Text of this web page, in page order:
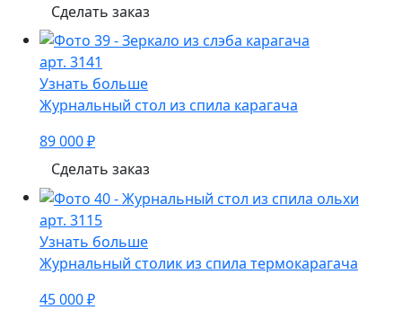
Сделать заказ
арт. 3141
Узнать больше
Журнальный стол из спила карагача
89 000 ₽
Сделать заказ
арт. 3115
Узнать больше
Журнальный столик из спила термокарагача
45 000 ₽